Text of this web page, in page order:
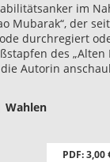
im
Mubarak“, der
durchregiert
des
Autorin
Wahlen
PDF: 3,00